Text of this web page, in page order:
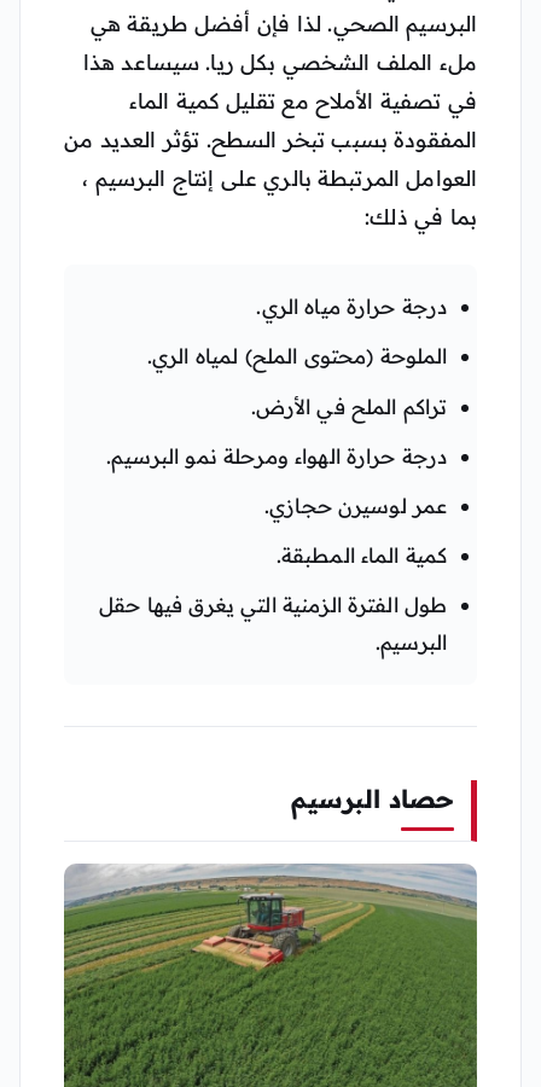
البرسيم الصحي. لذا فإن أفضل طريقة هي
ملء الملف الشخصي بكل ريا. سيساعد هذا
في تصفية الأملاح مع تقليل كمية الماء
المفقودة بسبب تبخر السطح. تؤثر العديد من
العوامل المرتبطة بالري على إنتاج البرسيم ،
بما في ذلك:
درجة حرارة مياه الري.
الملوحة (محتوى الملح) لمياه الري.
تراكم الملح في الأرض.
درجة حرارة الهواء ومرحلة نمو البرسيم.
عمر لوسيرن حجازي.
كمية الماء المطبقة.
طول الفترة الزمنية التي يغرق فيها حقل
البرسيم.
حصاد البرسيم